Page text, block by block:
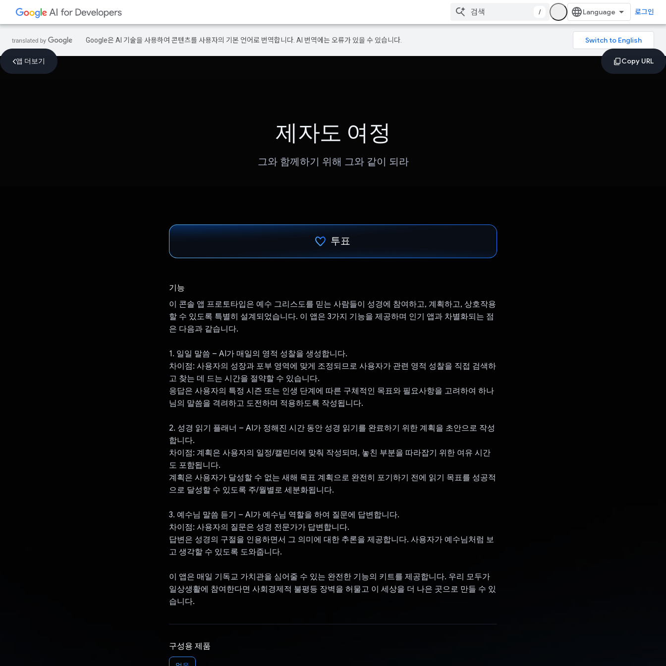
/ 로그인
Google은 AI 기술을 사용하여 콘텐츠를 사용자의 기본 언어로 번역합니다. AI 번역에는 오류가 있을 수 있습니다.
앱 더보기
제자도 여정
그와 함께하기 위해 그와 같이 되라
투표
기능
이 콘솔 앱 프로토타입은 예수 그리스도를 믿는 사람들이 성경에 참여하고, 계획하고, 상호작용
할 수 있도록 특별히 설계되었습니다. 이 앱은 3가지 기능을 제공하며 인기 앱과 차별화되는 점
은 다음과 같습니다.
1. 일일 말씀 – AI가 매일의 영적 성찰을 생성합니다.
차이점: 사용자의 성장과 포부 영역에 맞게 조정되므로 사용자가 관련 영적 성찰을 직접 검색하
고 찾는 데 드는 시간을 절약할 수 있습니다.
응답은 사용자의 특정 시즌 또는 인생 단계에 따른 구체적인 목표와 필요사항을 고려하여 하나
님의 말씀을 격려하고 도전하며 적용하도록 작성됩니다.
2. 성경 읽기 플래너 – AI가 정해진 시간 동안 성경 읽기를 완료하기 위한 계획을 초안으로 작성
합니다.
차이점: 계획은 사용자의 일정/캘린더에 맞춰 작성되며, 놓친 부분을 따라잡기 위한 여유 시간
도 포함됩니다.
계획은 사용자가 달성할 수 없는 새해 목표 계획으로 완전히 포기하기 전에 읽기 목표를 성공적
으로 달성할 수 있도록 주/월별로 세분화됩니다.
3. 예수님 말씀 듣기 – AI가 예수님 역할을 하여 질문에 답변합니다.
차이점: 사용자의 질문은 성경 전문가가 답변합니다.
답변은 성경의 구절을 인용하면서 그 의미에 대한 추론을 제공합니다. 사용자가 예수님처럼 보
고 생각할 수 있도록 도와줍니다.
이 앱은 매일 기독교 가치관을 심어줄 수 있는 완전한 기능의 키트를 제공합니다. 우리 모두가
일상생활에 참여한다면 사회경제적 불평등 장벽을 허물고 이 세상을 더 나은 곳으로 만들 수 있
습니다.
구성용 제품